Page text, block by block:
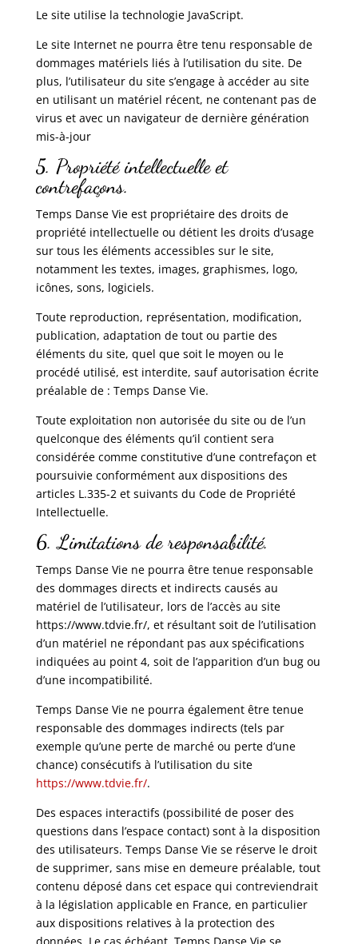
Le site utilise la technologie JavaScript.
Le site Internet ne pourra être tenu responsable de
dommages matériels liés à l’utilisation du site. De
plus, l’utilisateur du site s’engage à accéder au site
en utilisant un matériel récent, ne contenant pas de
virus et avec un navigateur de dernière génération
mis-à-jour
5. Propriété intellectuelle et
contrefaçons.
Temps Danse Vie est propriétaire des droits de
propriété intellectuelle ou détient les droits d’usage
sur tous les éléments accessibles sur le site,
notamment les textes, images, graphismes, logo,
icônes, sons, logiciels.
Toute reproduction, représentation, modification,
publication, adaptation de tout ou partie des
éléments du site, quel que soit le moyen ou le
procédé utilisé, est interdite, sauf autorisation écrite
préalable de : Temps Danse Vie.
Toute exploitation non autorisée du site ou de l’un
quelconque des éléments qu’il contient sera
considérée comme constitutive d’une contrefaçon et
poursuivie conformément aux dispositions des
articles L.335-2 et suivants du Code de Propriété
Intellectuelle.
6. Limitations de responsabilité.
Temps Danse Vie ne pourra être tenue responsable
des dommages directs et indirects causés au
matériel de l’utilisateur, lors de l’accès au site
https://www.tdvie.fr/, et résultant soit de l’utilisation
d’un matériel ne répondant pas aux spécifications
indiquées au point 4, soit de l’apparition d’un bug ou
d’une incompatibilité.
Temps Danse Vie ne pourra également être tenue
responsable des dommages indirects (tels par
exemple qu’une perte de marché ou perte d’une
chance) consécutifs à l’utilisation du site
https://www.tdvie.fr/.
Des espaces interactifs (possibilité de poser des
questions dans l’espace contact) sont à la disposition
des utilisateurs. Temps Danse Vie se réserve le droit
de supprimer, sans mise en demeure préalable, tout
contenu déposé dans cet espace qui contreviendrait
à la législation applicable en France, en particulier
aux dispositions relatives à la protection des